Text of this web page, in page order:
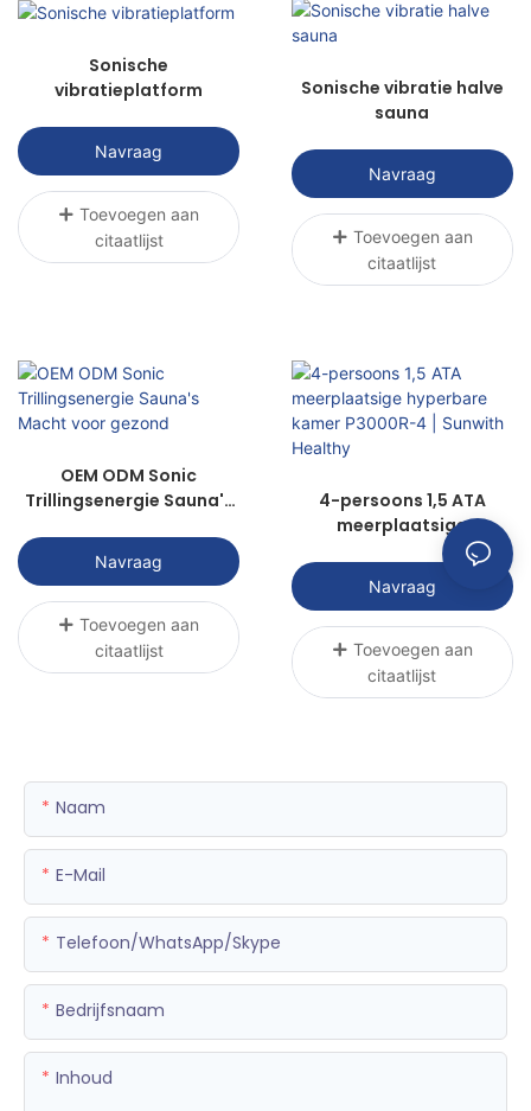
het verlichten van pijn, het bevorderen van
genezing en het herstellen van functies te
bereiken.
Sonische
vibratieplatform
Navraag
Toevoegen aan
citaatlijst
Sonische vibratie halve
sauna
Navraag
Toevoegen aan
citaatlijst
OEM ODM Sonic
Trillingsenergie Sauna's
Navraag
Toevoegen aan
citaatlijst
4-persoons 1,5 ATA
meerplaatsige
hyperbare kamer
P3000R-4 | Sunwith
Healthy
Navraag
Toevoegen aan
citaatlijst
Naam
E-Mail
Telefoon/WhatsApp/Skype
Bedrijfsnaam
Inhoud